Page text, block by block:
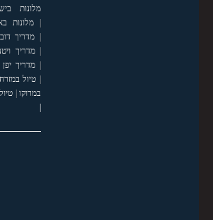
מלונות
|מלונות
| מדריך
|מדריך
|מדריך יפן
| טיול במזרח
במרוקו|
|